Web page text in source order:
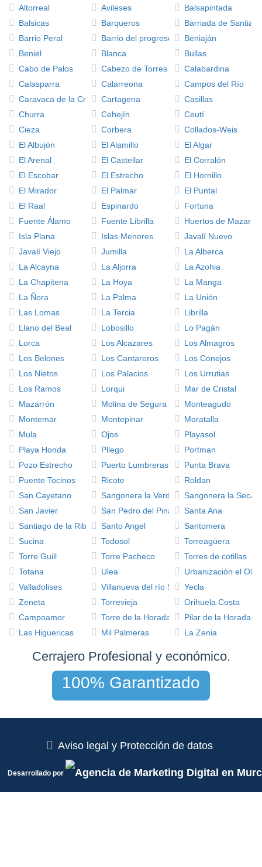
Altorreal
Avileses
Balsapintada
Balsicas
Barqueros
Barriada de Santiago
Barrio Peral
Barrio del progreso
Beniaján
Beniel
Blanca
Bullas
Cabo de Palos
Cabezo de Torres
Calabardina
Calasparra
Calarreona
Campos del Río
Caravaca de la Cruz
Cartagena
Casillas
Churra
Cehejín
Ceutí
Cieza
Corbera
Collados-Weis
El Albujón
El Alamillo
El Algar
El Arenal
El Castellar
El Corralón
El Escobar
El Estrecho
El Hornillo
El Mirador
El Palmar
El Puntal
El Raal
Espinardo
Fortuna
Fuente Álamo
Fuente Librilla
Huertos de
Isla Plana
Islas Menores
Javalí Nuevo
Javalí Viejo
Jumilla
La Alberca
La Alcayna
La Aljorra
La Azohia
La Chapitena
La Hoya
La Manga
La Ñora
La Palma
La Unión
Las Lomas
La Tercia
Librilla
Llano del Beal
Lobosillo
Lo Pagán
Lorca
Los Alcazares
Los Almagros
Los Belones
Los Cantareros
Los Conejos
Los Nietos
Los Palacios
Los Urrutias
Los Ramos
Lorqui
Mar de Cristal
Mazarrón
Molina de Segura
Monteagudo
Montemar
Montepinar
Moratalla
Mula
Ojos
Playasol
Playa Honda
Pliego
Portman
Pozo Estrecho
Puerto Lumbreras
Punta Brava
Puente Tocinos
Ricote
Roldan
San Cayetano
Sangonera la Verde
Sangonera la Seca
San Javier
San Pedro del Pinatar
Santa Ana
Santiago de la Ribera
Santo Angel
Santomera
Sucina
Todosol
Torreagüera
Torre Guill
Torre Pacheco
Torres de cotillas
Totana
Ulea
Urbanización el
Valladolises
Villanueva del río SeguraYecla
Zeneta
Torrevieja
Orihuela Costa
Campoamor
Torre de la Horadada
Pilar de la Horadada
Las Higuericas
Mil Palmeras La Zenia
Cerrajero Profesional y económico.
100% Garantizado
Aviso legal y Protección de datos
Desarrollado por